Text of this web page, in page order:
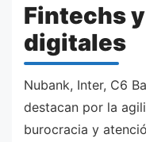
Fintechs
digitales
Nubank, Inter, C6
destacan por la
burocracia y